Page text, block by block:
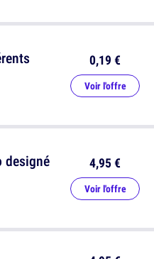
designé
4,95 €
Voir l'offre
0,19 €
Voir l'offre